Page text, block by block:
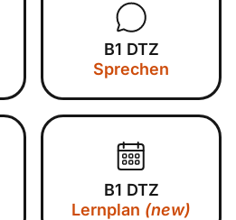
B1 DTZ
Sprechen
B1 DTZ
Lernplan (new)